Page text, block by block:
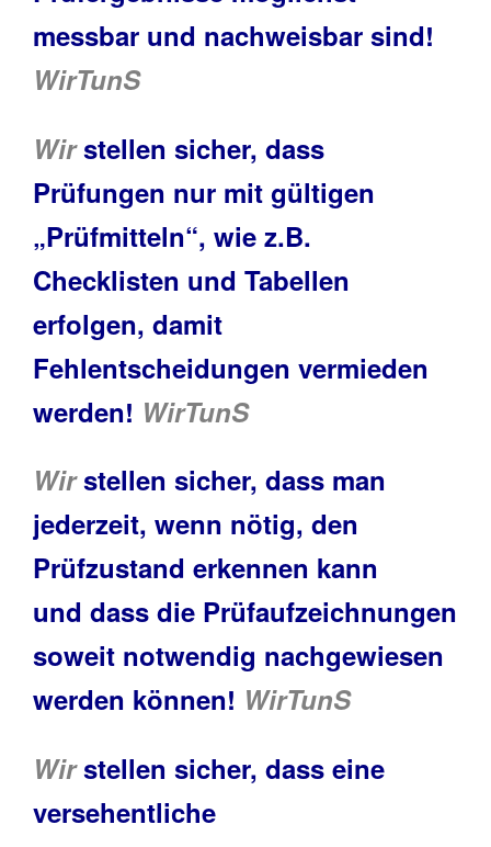
messbar und nachweisbar sind!
WirTunS
Wir stellen sicher, dass
Prüfungen nur mit gültigen
„Prüfmitteln“, wie z.B.
Checklisten und Tabellen
erfolgen, damit
Fehlentscheidungen vermieden
werden! WirTunS
Wir stellen sicher, dass man
jederzeit, wenn nötig, den
Prüfzustand erkennen kann
und dass die Prüfaufzeichnungen
soweit notwendig nachgewiesen
werden können! WirTunS
Wir stellen sicher, dass eine
versehentliche